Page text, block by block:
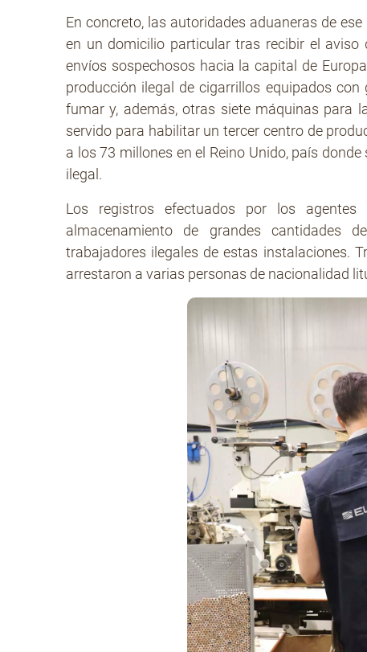
En concreto, las autoridades aduaneras de
en un domicilio particular tras recibir el
envíos sospechosos hacia la capital de
producción ilegal de cigarrillos equipados
fumar y, además, otras siete máquinas para
servido para habilitar un tercer centro de
a los 73 millones en el Reino Unido, país
ilegal.
Los registros efectuados por los agentes
almacenamiento de grandes cantidades
trabajadores ilegales de estas instalaciones.
arrestaron a varias personas de nacionalidad